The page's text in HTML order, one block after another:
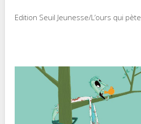
Edition Seuil Jeunesse/L’ours qui pète